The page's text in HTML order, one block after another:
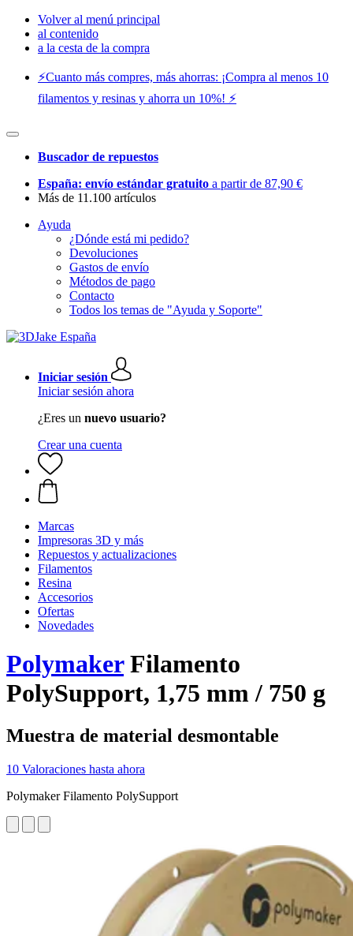
Volver al menú principal
al contenido
a la cesta de la compra
⚡️Cuanto más compres, más ahorras: ¡Compra al menos 10
filamentos y resinas y ahorra un 10%! ⚡️
Buscador de repuestos
España: envío estándar gratuito a partir de 87,90 €
Más de 11.100 artículos
Ayuda
¿Dónde está mi pedido?
Devoluciones
Gastos de envío
Métodos de pago
Contacto
Todos los temas de "Ayuda y Soporte"
Iniciar sesión
Iniciar sesión ahora
¿Eres un nuevo usuario?
Crear una cuenta
Marcas
Impresoras 3D y más
Repuestos y actualizaciones
Filamentos
Resina
Accesorios
Ofertas
Novedades
PolymakerFilamento
PolySupport, 1,75 mm / 750 g
Muestra de material desmontable
10 Valoraciones hasta ahora
Polymaker Filamento PolySupport